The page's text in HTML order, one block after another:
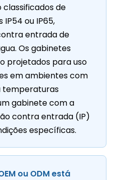
de
ou IP65,
entrada de
Os gabinetes
projetados para uso
em ambientes com
temperaturas
gabinete com a
contra entrada (IP)
específicas.
ou ODM está